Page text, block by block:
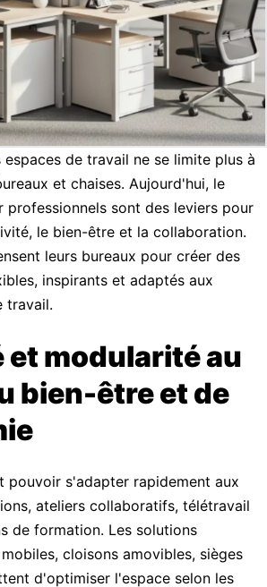
espaces de travail ne se limite plus à
et chaises. Aujourd'hui, le
professionnels sont des leviers pour
le bien-être et la collaboration.
leurs bureaux pour créer des
inspirants et adaptés aux
travail.
et modularité au
bien-être et de
pouvoir s'adapter rapidement aux
ateliers collaboratifs, télétravail
de formation. Les solutions
cloisons amovibles, sièges
d'optimiser l'espace selon les